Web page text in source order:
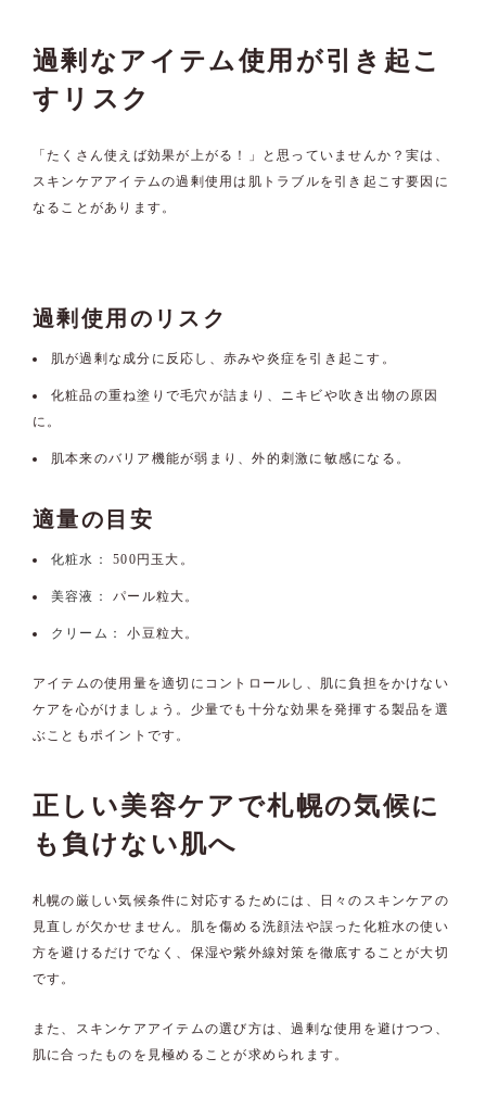
過剰なアイテム使用が引き起こ
すリスク
「たくさん使えば効果が上がる！」と思っていませんか？実は、
スキンケアアイテムの過剰使用は肌トラブルを引き起こす要因に
なることがあります。
過剰使用のリスク
肌が過剰な成分に反応し、赤みや炎症を引き起こす。
化粧品の重ね塗りで毛穴が詰まり、ニキビや吹き出物の原因
に。
肌本来のバリア機能が弱まり、外的刺激に敏感になる。
適量の目安
化粧水： 500円玉大。
美容液： パール粒大。
クリーム： 小豆粒大。
アイテムの使用量を適切にコントロールし、肌に負担をかけない
ケアを心がけましょう。少量でも十分な効果を発揮する製品を選
ぶこともポイントです。
正しい美容ケアで札幌の気候に
も負けない肌へ
札幌の厳しい気候条件に対応するためには、日々のスキンケアの
見直しが欠かせません。肌を傷める洗顔法や誤った化粧水の使い
方を避けるだけでなく、保湿や紫外線対策を徹底することが大切
です。
また、スキンケアアイテムの選び方は、過剰な使用を避けつつ、
肌に合ったものを見極めることが求められます。